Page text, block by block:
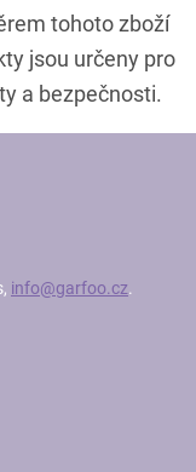
tohoto zboží
jsou určeny pro
a bezpečnosti.
info@garfoo.cz.